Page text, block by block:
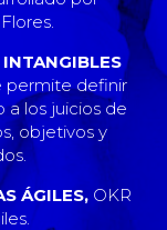
permite definir
los juicios de
objetivos y
ÁGILES, OKR